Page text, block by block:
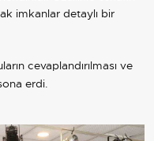
imkanlar detaylı bir
cevaplandırılması ve
erdi.